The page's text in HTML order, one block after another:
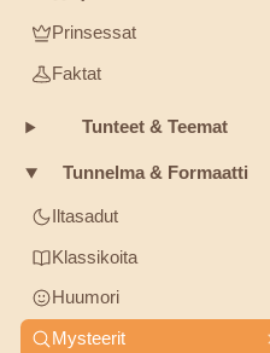
Prinsessat
Faktat
Tunteet & Teemat
Tunnelma & Formaatti
Iltasadut
Klassikoita
Huumori
Mysteerit